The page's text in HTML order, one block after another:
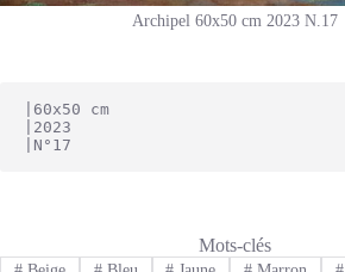
Archipel 60x50 cm 2023 N.17
|60x50 cm
|2023
|N°17
Mots-clés